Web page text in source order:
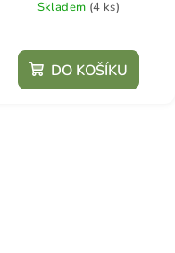
Skladem (4 ks)
DO KOŠÍKU